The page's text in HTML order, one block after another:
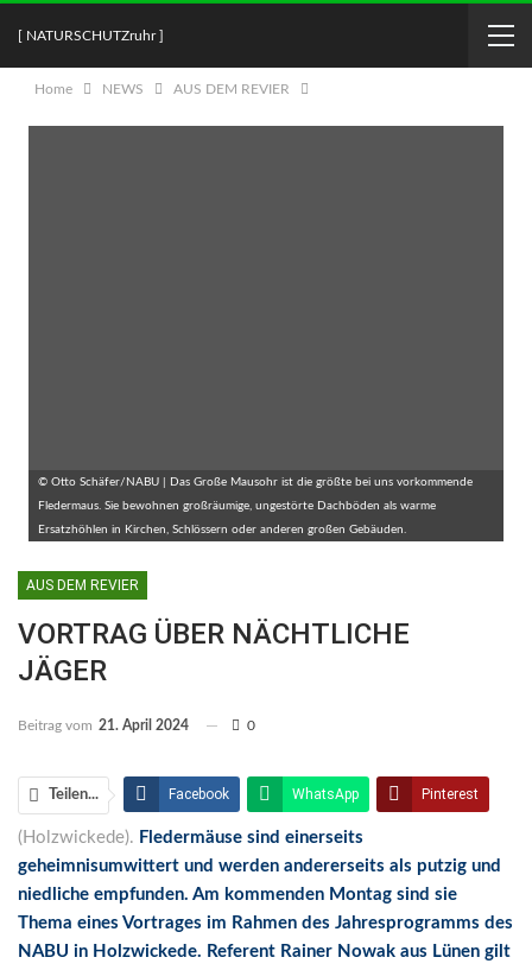
[ NATURSCHUTZruhr ]
Home NEWS AUS DEM REVIER
© Otto Schäfer/NABU | Das Große Mausohr ist die größte bei uns vorkommende
Fledermaus. Sie bewohnen großräumige, ungestörte Dachböden als warme
Ersatzhöhlen in Kirchen, Schlössern oder anderen großen Gebäuden.
AUS DEM REVIER
VORTRAG ÜBER NÄCHTLICHE
JÄGER
Beitrag vom 21. April 2024 0
Teilen... Facebook WhatsApp Pinterest
Email Linkedin
Facebook Messenger
(Holzwickede). Fledermäuse sind einerseits
geheimnisumwittert und werden andererseits als putzig und
niedliche empfunden. Am kommenden Montag sind sie
Thema eines Vortrages im Rahmen des Jahresprogramms des
NABU in Holzwickede. Referent Rainer Nowak aus Lünen gilt